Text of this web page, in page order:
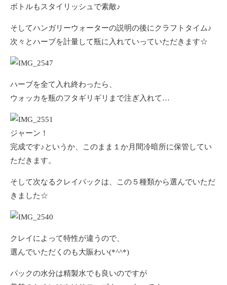
ボトルもスタイリッシュで素敵♪
そしてハンガリーウォーターの説明の後にクラフトタイム♪
次々とハーブを計量して瓶に入れていっていただきます☆
ハーブを全て入れ終わったら、
ウォッカを瓶のフタギリギリまで注ぎ入れて…
ジャーン！
完成です♪というか、このまま１か月間冷暗所に保管してい
ただきます。
そして次なるクレイパックは、この５種類から選んでいただ
きました☆
クレイによって特性が違うので、
選んでいただくのも大賑わい(*^^*)
パックの水分は精製水でも良いのですが